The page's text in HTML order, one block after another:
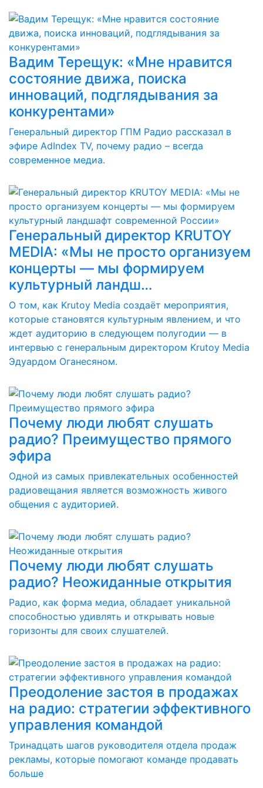
Вадим Терещук: «Мне нравится
состояние движа, поиска
инноваций, подглядывания за
конкурентами»
Генеральный директор ГПМ Радио рассказал в
эфире AdIndex TV, почему радио – всегда
современное медиа.
Генеральный директор KRUTOY
MEDIA: «Мы не просто организуем
концерты — мы формируем
культурный ландш…
О том, как Krutoy Media создаёт мероприятия,
которые становятся культурным явлением, и что
ждет аудиторию в следующем полугодии — в
интервью с генеральным директором Krutoy Media
Эдуардом Оганесяном.
Почему люди любят слушать
радио? Преимущество прямого
эфира
Одной из самых привлекательных особенностей
радиовещания является возможность живого
общения с аудиторией.
Почему люди любят слушать
радио? Неожиданные открытия
Радио, как форма медиа, обладает уникальной
способностью удивлять и открывать новые
горизонты для своих слушателей.
Преодоление застоя в продажах
на радио: стратегии эффективного
управления командой
Тринадцать шагов руководителя отдела продаж
рекламы, которые помогают команде продавать
больше